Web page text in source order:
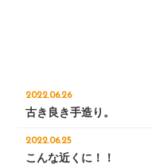
2022.06.26
古き良き手造り。
2022.06.25
こんな近くに！！